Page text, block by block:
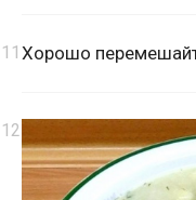
Хорошо